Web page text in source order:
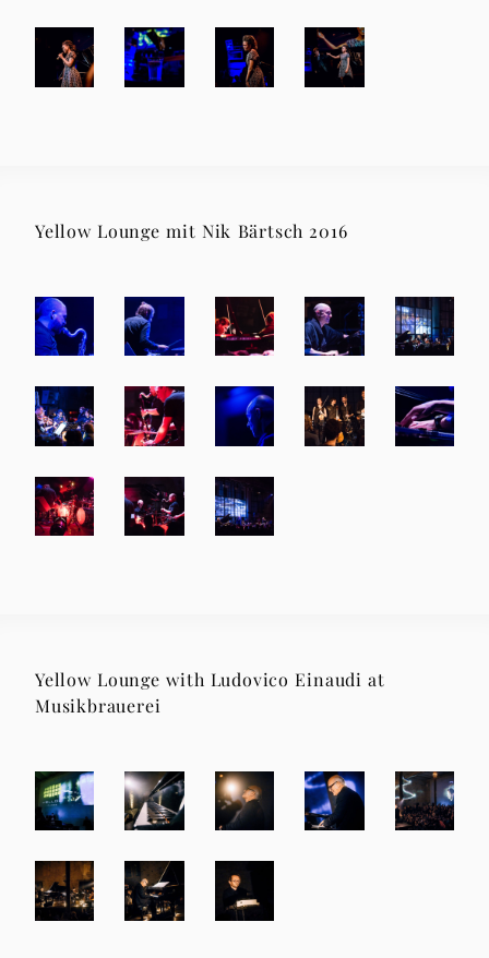
Yellow Lounge mit Nik Bärtsch 2016
Yellow Lounge with Ludovico Einaudi at
Musikbrauerei